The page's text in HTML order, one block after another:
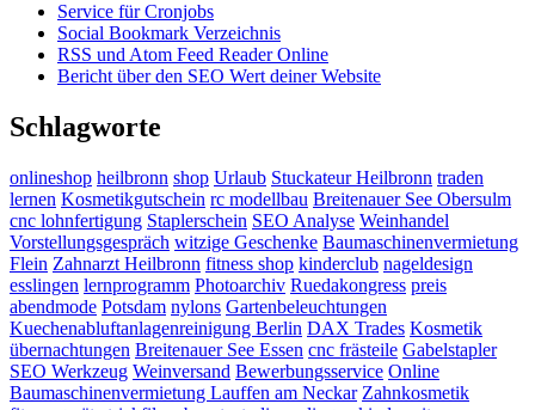
Service für Cronjobs
Social Bookmark Verzeichnis
RSS und Atom Feed Reader Online
Bericht über den SEO Wert deiner Website
Schlagworte
onlineshop heilbronn shop Urlaub Stuckateur Heilbronn traden
lernen Kosmetikgutschein rc modellbau Breitenauer See Obersulm
cnc lohnfertigung Staplerschein SEO Analyse Weinhandel
Vorstellungsgespräch witzige Geschenke Baumaschinenvermietung
Flein Zahnarzt Heilbronn fitness shop kinderclub nageldesign
esslingen lernprogramm Photoarchiv Ruedakongress preis
abendmode Potsdam nylons Gartenbeleuchtungen
Kuechenabluftanlagenreinigung Berlin DAX Trades Kosmetik
übernachtungen Breitenauer See Essen cnc frästeile Gabelstapler
SEO Werkzeug Weinversand Bewerbungsservice Online
Baumaschinenvermietung Lauffen am Neckar Zahnkosmetik